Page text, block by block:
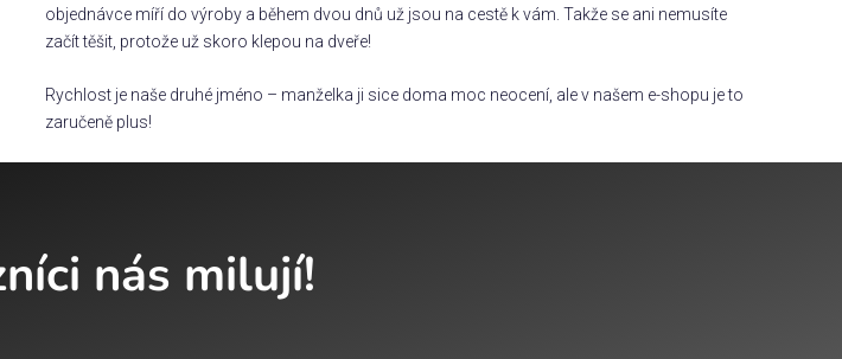
objednávce míří do výroby a během dvou dnů už jsou na cestě k vám. Takže se ani nemusíte
začít těšit, protože už skoro klepou na dveře!
Rychlost je naše druhé jméno – manželka ji sice doma moc neocení, ale v našem e-shopu je to
zaručeně plus!
nás milují!